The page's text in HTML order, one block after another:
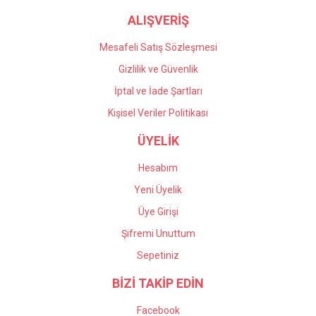
ALIŞVERİŞ
Mesafeli Satış Sözleşmesi
Gizlilik ve Güvenlik
İptal ve İade Şartları
Kişisel Veriler Politikası
ÜYELİK
Hesabım
Yeni Üyelik
Üye Girişi
Şifremi Unuttum
Sepetiniz
BİZİ TAKİP EDİN
Facebook